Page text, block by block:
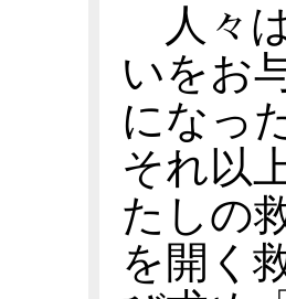
人々
いをお
になっ
それ以
たしの
を開く